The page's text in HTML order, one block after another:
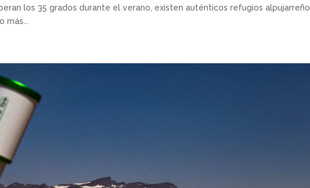
los 35 grados durante el verano, existen auténticos refugios